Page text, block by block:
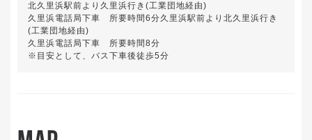
北久里浜駅前より久里浜行き(工業団地経由)
久里浜電話局下車 所要時間6分久里浜駅前より北久里浜行き
(工業団地経由)
久里浜電話局下車 所要時間8分
※目安として、バス下車後徒歩5分